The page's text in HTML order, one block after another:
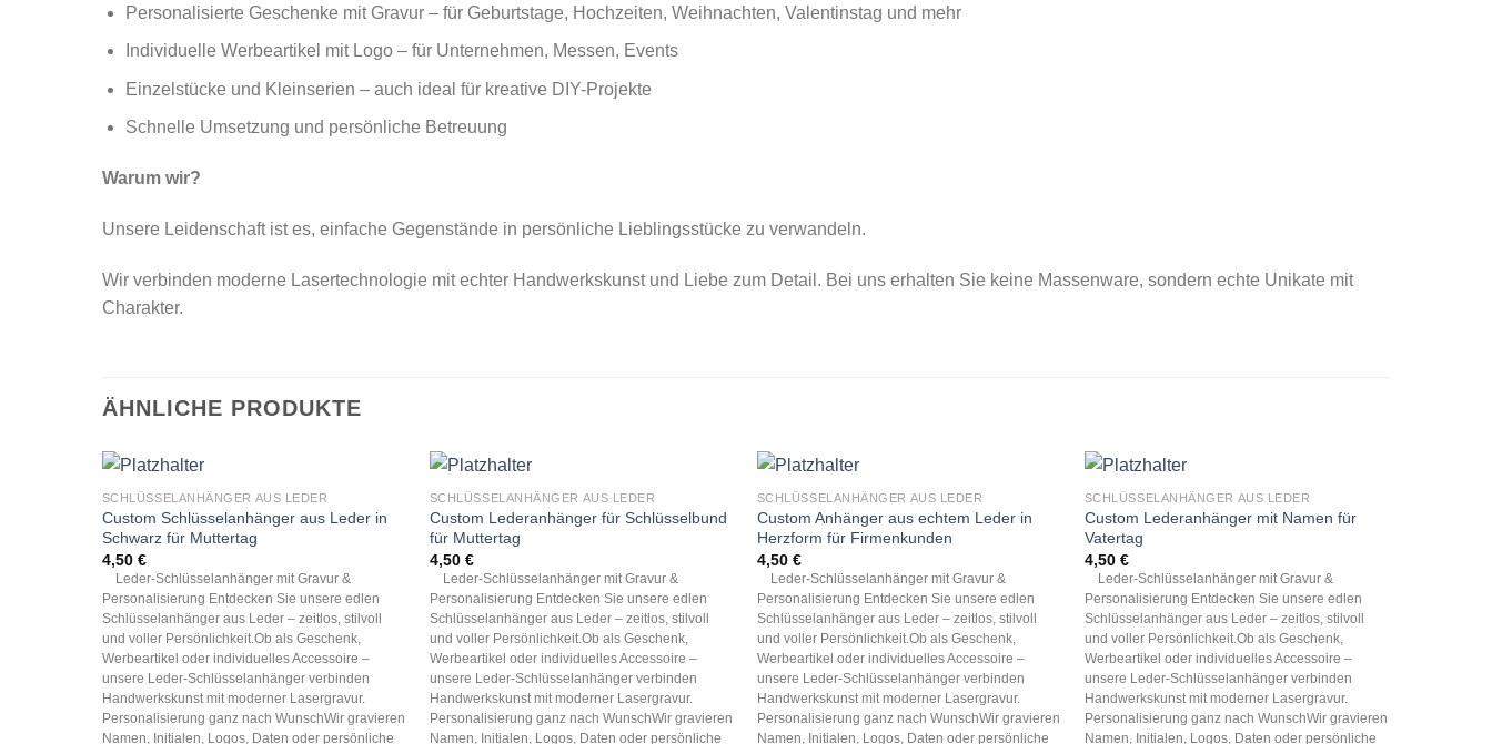
Personalisierte Geschenke mit Gravur – für Geburtstage, Hochzeiten, Weihnachten, Valentinstag und mehr
Individuelle Werbeartikel mit Logo – für Unternehmen, Messen, Events
Einzelstücke und Kleinserien – auch ideal für kreative DIY-Projekte
Schnelle Umsetzung und persönliche Betreuung
Warum wir?
Unsere Leidenschaft ist es, einfache Gegenstände in persönliche Lieblingsstücke zu verwandeln.
Wir verbinden moderne Lasertechnologie mit echter Handwerkskunst und Liebe zum Detail. Bei uns erhalten Sie keine Massenware, sondern echte Unikate mit
Charakter.
ÄHNLICHE PRODUKTE
SCHLÜSSELANHÄNGER AUS LEDER
Custom Schlüsselanhänger aus Leder in
Schwarz für Muttertag
4,50 €
Leder-Schlüsselanhänger mit Gravur &
Personalisierung Entdecken Sie unsere edlen
Schlüsselanhänger aus Leder – zeitlos, stilvoll
und voller Persönlichkeit.Ob als Geschenk,
Werbeartikel oder individuelles Accessoire –
unsere Leder-Schlüsselanhänger verbinden
Handwerkskunst mit moderner Lasergravur.
Personalisierung ganz nach WunschWir gravieren
Namen, Initialen, Logos, Daten oder persönliche
SCHLÜSSELANHÄNGER AUS LEDER
Custom Lederanhänger für Schlüsselbund
für Muttertag
4,50 €
Leder-Schlüsselanhänger mit Gravur &
Personalisierung Entdecken Sie unsere edlen
Schlüsselanhänger aus Leder – zeitlos, stilvoll
und voller Persönlichkeit.Ob als Geschenk,
Werbeartikel oder individuelles Accessoire –
unsere Leder-Schlüsselanhänger verbinden
Handwerkskunst mit moderner Lasergravur.
Personalisierung ganz nach WunschWir gravieren
Namen, Initialen, Logos, Daten oder persönliche
SCHLÜSSELANHÄNGER AUS LEDER
Custom Anhänger aus echtem Leder in
Herzform für Firmenkunden
4,50 €
Leder-Schlüsselanhänger mit Gravur &
Personalisierung Entdecken Sie unsere edlen
Schlüsselanhänger aus Leder – zeitlos, stilvoll
und voller Persönlichkeit.Ob als Geschenk,
Werbeartikel oder individuelles Accessoire –
unsere Leder-Schlüsselanhänger verbinden
Handwerkskunst mit moderner Lasergravur.
Personalisierung ganz nach WunschWir gravieren
Namen, Initialen, Logos, Daten oder persönliche
SCHLÜSSELANHÄNGER AUS LEDER
Custom Lederanhänger mit Namen für
Vatertag
4,50 €
Leder-Schlüsselanhänger mit Gravur &
Personalisierung Entdecken Sie unsere edlen
Schlüsselanhänger aus Leder – zeitlos, stilvoll
und voller Persönlichkeit.Ob als Geschenk,
Werbeartikel oder individuelles Accessoire –
unsere Leder-Schlüsselanhänger verbinden
Handwerkskunst mit moderner Lasergravur.
Personalisierung ganz nach WunschWir gravieren
Namen, Initialen, Logos, Daten oder persönliche